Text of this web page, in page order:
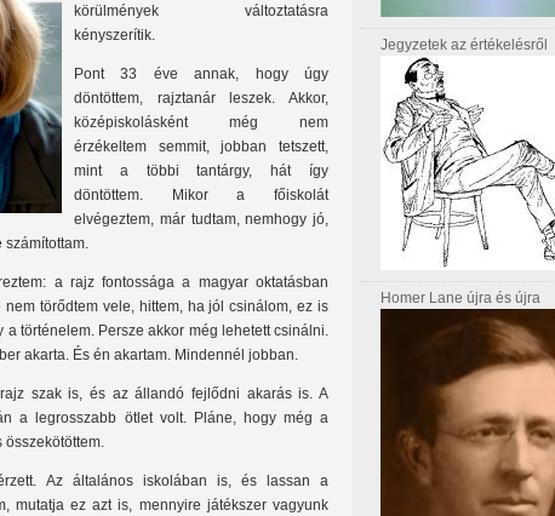
körülmények változtatásra
kényszerítik.
Pont 33 éve annak, hogy úgy
döntöttem, rajztanár leszek. Akkor,
középiskolásként még nem
érzékeltem semmit, jobban tetszett,
mint a többi tantárgy, hát így
döntöttem. Mikor a főiskolát
elvégeztem, már tudtam, nemhogy jó,
számítottam.
a rajz fontossága a magyar oktatásban
törődtem vele, hittem, ha jól csinálom, ez is
történelem. Persze akkor még lehetett csinálni.
akarta. És én akartam. Mindennél jobban.
szak is, és az állandó fejlődni akarás is. A
a legrosszabb ötlet volt. Pláne, hogy még a
összekötöttem.
Az általános iskolában is, és lassan a
mutatja ez azt is, mennyire játékszer vagyunk
Jegyzetek az értékelésről
Homer Lane újra és újra